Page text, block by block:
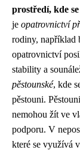
prostředí, kde
je opatrovnictví
rodiny, například
opatrovnictví
stability a
pěstounské, kde
pěstouni.
nemohou žít ve
podporu. V
které se využívá